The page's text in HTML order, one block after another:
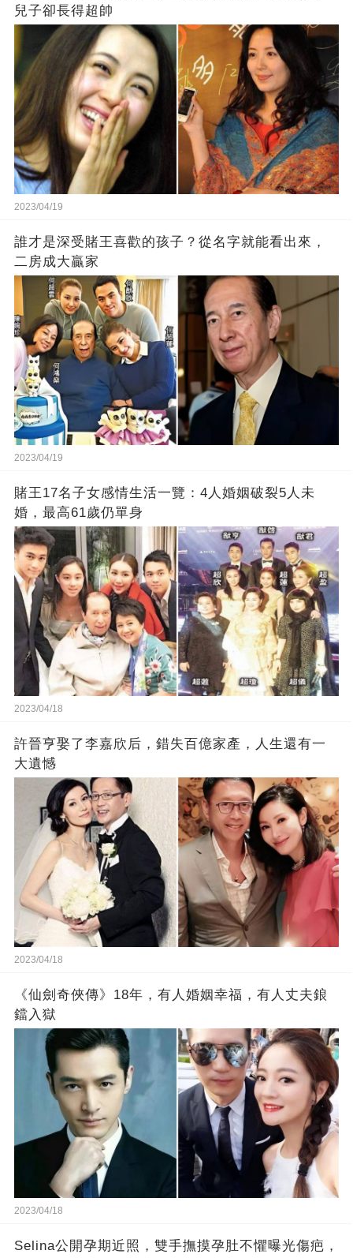
兒子卻長得超帥
2023/04/19
誰才是深受賭王喜歡的孩子？從名字就能看出來，
二房成大贏家
2023/04/19
賭王17名子女感情生活一覽：4人婚姻破裂5人未
婚，最高61歲仍單身
2023/04/18
許晉亨娶了李嘉欣后，錯失百億家產，人生還有一
大遺憾
2023/04/18
《仙劍奇俠傳》18年，有人婚姻幸福，有人丈夫鋃
鐺入獄
2023/04/18
Selina公開孕期近照，雙手撫摸孕肚不懼曝光傷疤，